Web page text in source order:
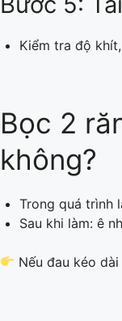
Kiểm tra độ
Bọc 2
không?
Trong quá trình
Sau khi làm: ê
Nếu đau kéo